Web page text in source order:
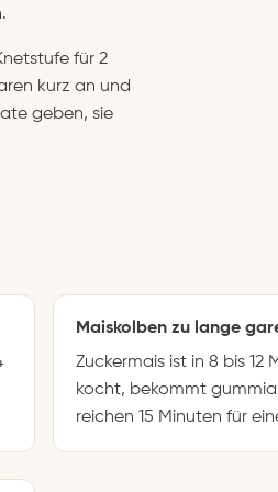
für 2
kurz an und
geben, sie
Maiskolben zu lange
Zuckermais ist in 8 bis
kocht, bekommt
reichen 15 Minuten für